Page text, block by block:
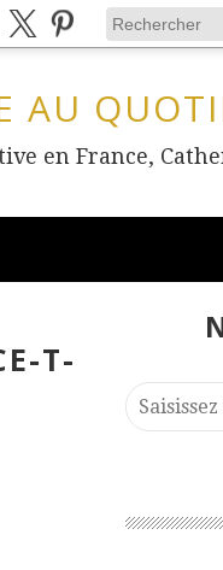
AU
en France,
T-